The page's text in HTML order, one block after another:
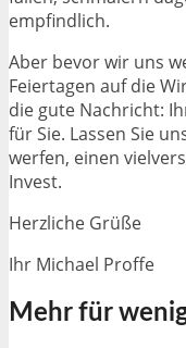
empfindlich.
Aber bevor wir uns
Feiertagen auf die
die gute Nachricht:
für Sie. Lassen Sie
werfen, einen
Invest.
Herzliche Grüße
Ihr Michael Proffe
Mehr für